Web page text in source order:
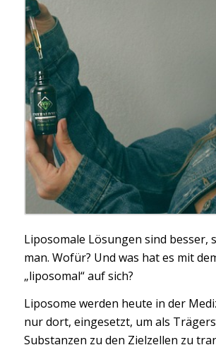
Liposomale Lösungen sind besser,
man. Wofür? Und was hat es mit
„liposomal“ auf sich?
Liposome werden heute in der
nur dort, eingesetzt, um als
Substanzen zu den Zielzellen zu